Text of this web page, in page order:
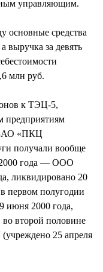
управляющим.
основные средства
за девять
млн руб.
к ТЭЦ-5,
предприятиям
ЗАО «ПКЦ
получали вообще
2000 года — ООО
ликвидировано 20
первом полугодии
2000 года,
во второй половине
25 апреля